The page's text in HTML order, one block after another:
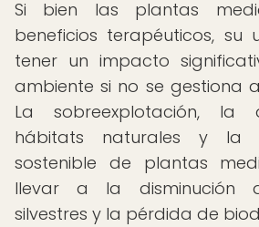
Si bien las plantas
beneficios terapéuticos, su
tener un impacto
ambiente si no se gestiona
La sobreexplotación, la
hábitats naturales y la
sostenible de plantas
llevar a la disminución
silvestres y la pérdida de